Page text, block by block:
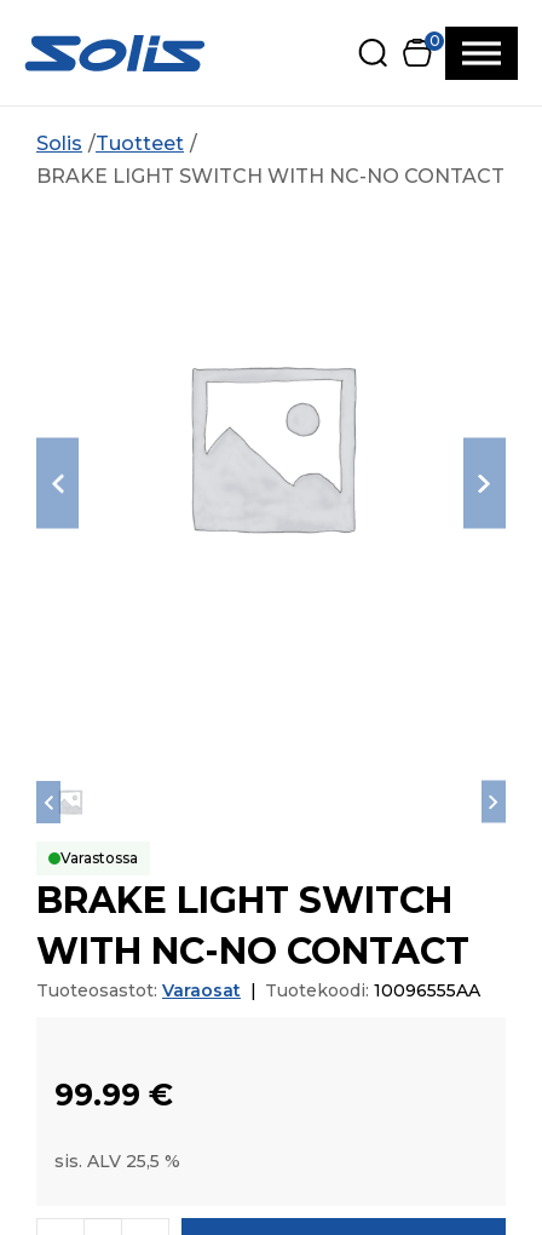
0
Solis
Tuotteet
BRAKE LIGHT SWITCH WITH NC-NO CONTACT
Varastossa
BRAKE LIGHT SWITCH
WITH NC-NO CONTACT
Tuoteosastot: Varaosat Tuotekoodi: 10096555AA
99.99 €
sis. ALV 25,5 %